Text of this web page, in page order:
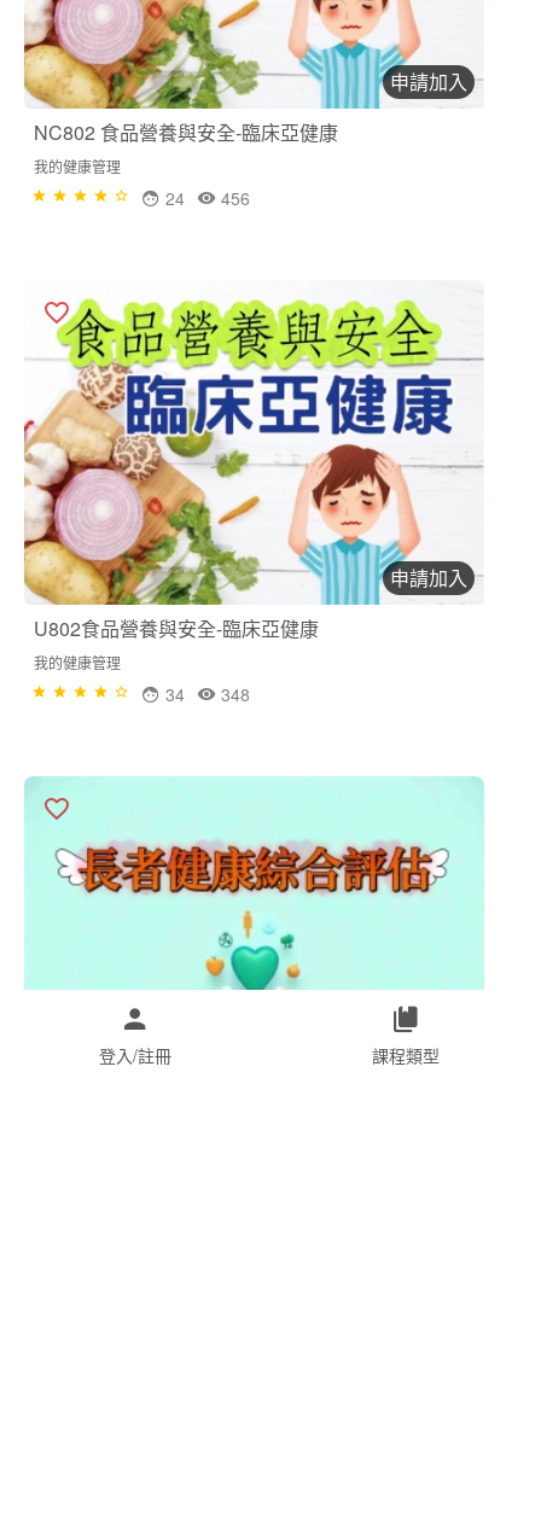
申請加入
NC802 食品營養與安全-臨床亞健康
我的健康管理
456
24
申請加入
U802食品營養與安全-臨床亞健康
我的健康管理
348
34
登入/註冊 課程類型